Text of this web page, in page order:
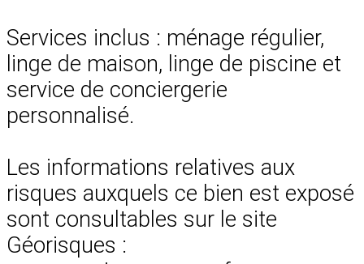
Services inclus : ménage régulier,
linge de maison, linge de piscine et
service de conciergerie
personnalisé.
Les informations relatives aux
risques auxquels ce bien est exposé
sont consultables sur le site
Géorisques :